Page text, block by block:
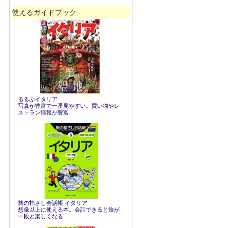
使えるガイドブック
るるぶイタリア
写真が豊富で一番見やすい。買い物やレ
ストラン情報が豊富
旅の指さし会話帳 イタリア
想像以上に使える本。会話できると旅が
一段と楽しくなる